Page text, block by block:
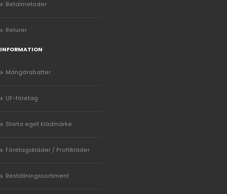
Betalmetoder
Returer
INFORMATION
Mängdrabatter
UF-företag
Starta eget klädmärke
Företagskläder / Profilkläder
Beställningssortiment